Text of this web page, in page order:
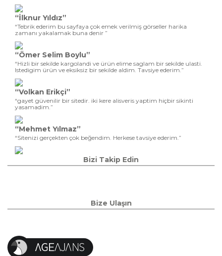
“İlknur Yıldız”
“Tebrik ederim bu sayfaya çok emek verilmiş görseller harika
zamanı yakalamak buna denir ”
“Ömer Selim Boylu”
“Hizli bir sekilde kargolandi ve ürün elime saglam bir sekilde ulasti.
Istedigim ürün ve eksiksiz bir sekilde aldim. Tavsiye ederim.”
“Volkan Erikçi”
“gayet güvenilir bir sitedir. iki kere alisveris yaptim hiçbir sikinti
yasamadim.”
“Mehmet Yılmaz”
“Sitenizi gerçekten çok beğendim. Herkese tavsiye ederim.”
Bizi Takip Edin
Bize Ulaşın